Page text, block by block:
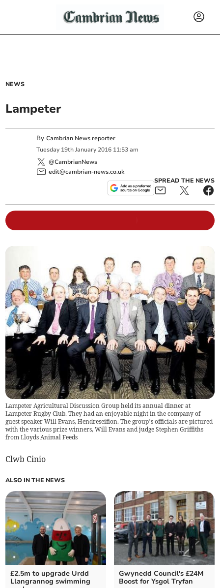
NEWS
Lampeter
ByCambrian News reporter
Tuesday 19th January 2016 11:53 am
@CambrianNews
edit@cambrian-news.co.uk
SPREAD THE NEWS
Lampeter Agricultural Discussion Group held its annual dinner at
Lampeter Rugby Club. They had an enjoyable night in the company of
guest speaker Will Evans, Hendreseifion. The group’s officials are pictured
with the various prize winners, Will Evans and judge Stephen Griffiths
from Lloyds Animal Feeds
Clwb Cinio
ALSO IN THE NEWS
£2.5m to upgrade Urdd
Llangrannog swimming
Gwynedd Council's £24M
Boost for Ysgol Tryfan